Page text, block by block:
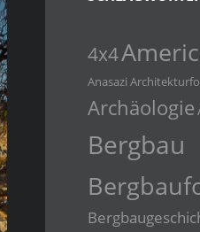
4x4
Anasazi
Archäologie
Bergbau